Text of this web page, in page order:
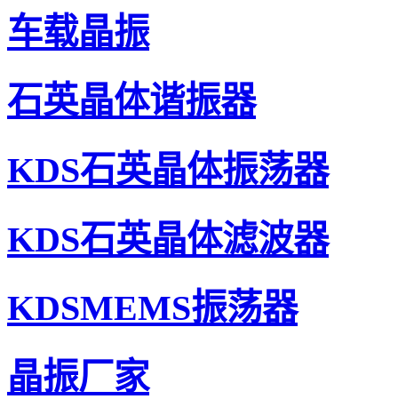
CITIZEN晶振,贴片晶振,CM200C晶振
车载晶振
石英晶体谐振器
KDS石英晶体振荡器
KDS石英晶体滤波器
KDSMEMS振荡器
晶振厂家